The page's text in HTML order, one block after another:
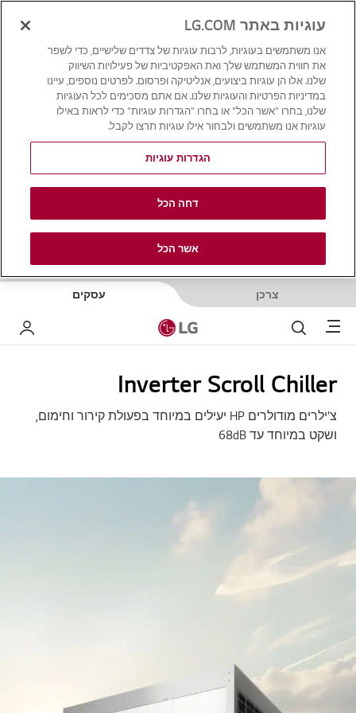
צרכן עסקים
Menu
Inverter Scroll Chiller
צ'ילרים מודולרים HP יעילים במיוחד בפעולת קירור וחימום,
ושקט במיוחד עד 68dB
עוגיות באתר LG.COM
אנו משתמשים בעוגיות, לרבות עוגיות של צדדים שלישיים, כדי לשפר
את חווית המשתמש שלך ואת האפקטיביות של פעילויות השיווק
שלנו. אלו הן עוגיות ביצועים, אנליטיקה ופרסום. לפרטים נוספים, עיינו
במדיניות הפרטיות והעוגיות שלנו. אם אתם מסכימים לכל העוגיות
שלנו, בחרו "אשר הכל" או בחרו "הגדרות עוגיות" כדי לראות באילו
עוגיות אנו משתמשים ולבחור אילו עוגיות תרצו לקבל.
הגדרות עוגיות
דחה הכל
אשר הכל